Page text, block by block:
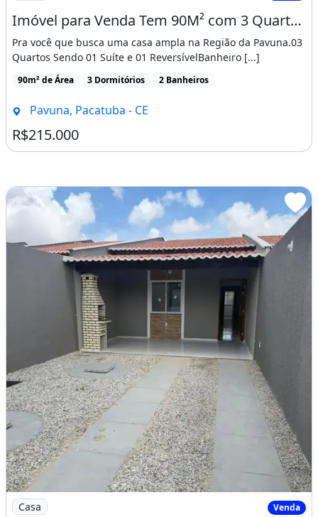
Imóvel para Venda Tem 90M² com 3 Quartos em Pavuna - Pacatuba - Ce
Pra você que busca uma casa ampla na Região da Pavuna.03
Quartos Sendo 01 Suíte e 01 ReversívelBanheiro [...]
90m² de Área 3 Dormitórios 2 Banheiros
Pavuna, Pacatuba - CE
R$215.000
Imagem: Casa Plana na Pavuna, 02 Quartos
Casa Venda